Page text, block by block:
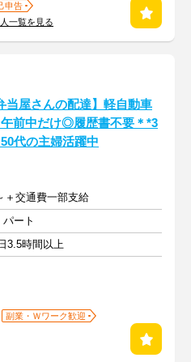
申告
一覧を見る
当屋さんの配達】軽自動車
前中だけ◎履歴書不要＊*3
代の主婦活躍中
＋交通費一部支給
ート
3.5時間以上
副業・Ｗワーク歓迎